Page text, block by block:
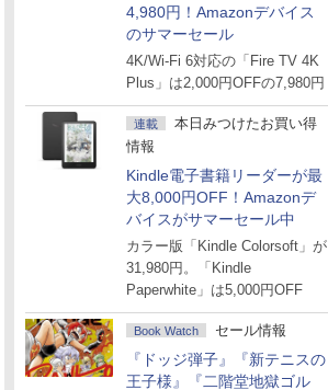
4,980円！Amazonデバイス
のサマーセール
4K/Wi-Fi 6対応の「Fire TV 4K
Plus」は2,000円OFFの7,980円
連載
本日みつけたお買い得
情報
Kindle電子書籍リーダーが最
大8,000円OFF！Amazonデ
バイスがサマーセール中
カラー版「Kindle Colorsoft」が
31,980円。「Kindle
Paperwhite」は5,000円OFF
Book Watch セール情報
『ドッジ弾子』『新テニスの
王子様』『二階堂地獄ゴル